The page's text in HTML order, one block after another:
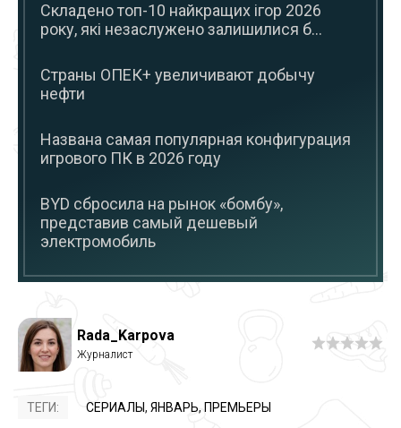
Складено топ-10 найкращих ігор 2026
року, які незаслужено залишилися б...
Страны ОПЕК+ увеличивают добычу
нефти
Названа самая популярная конфигурация
игрового ПК в 2026 году
BYD сбросила на рынок «бомбу»,
представив самый дешевый
электромобиль
Rada_Karpova
ТЕГИ: СЕРИАЛЫ, ЯНВАРЬ, ПРЕМЬЕРЫ